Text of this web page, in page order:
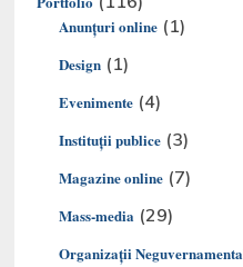
Anunțuri online (1)
Design (1)
Evenimente (4)
Instituții publice (3)
Magazine online (7)
Mass-media (29)
Organizaţii